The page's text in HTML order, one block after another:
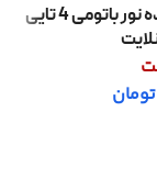
گیره نگهدارنده نور باتومی 4 تایی
تومان